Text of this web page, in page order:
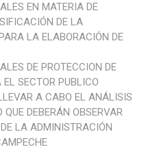
favor espera.
EN MATERIA DE
DE LA
LA ELABORACIÓN DE
DE PROTECCION DE
SECTOR PUBLICO
A CABO EL ANÁLISIS
DEBERÁN OBSERVAR
LA ADMINISTRACIÓN